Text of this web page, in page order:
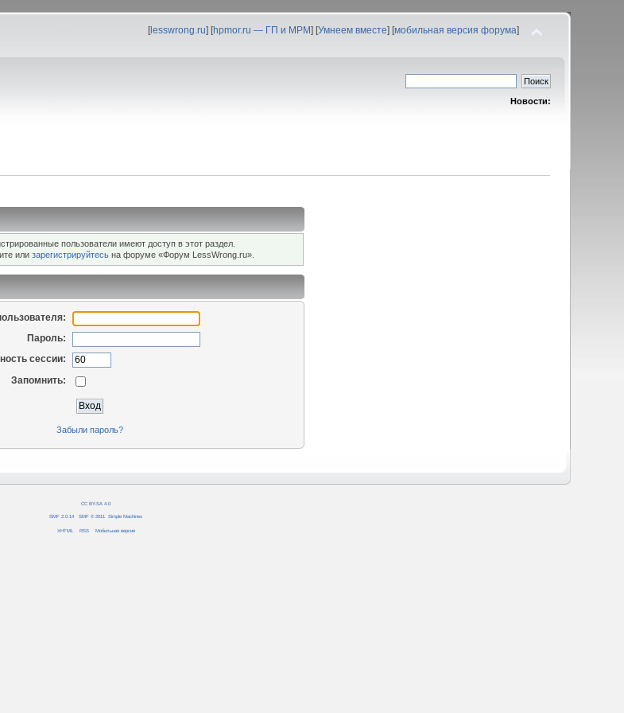
[lesswrong.ru] [hpmor.ru — ГП и МРМ] [Умнеем вместе] [мобильная версия форума]
Новости:
пользователи имеют доступ в этот раздел.
или зарегистрируйтесьна форуме «Форум LessWrong.ru».
Пароль:
сессии:
Запомнить:
Забыли пароль?
CC BY-SA 4.0
SMF 2.0.14 SMF © 2011 Simple Machines
XHTML RSS Мобильная версия